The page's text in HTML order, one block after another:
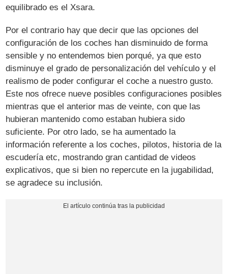
equilibrado es el Xsara.
Por el contrario hay que decir que las opciones del
configuración de los coches han disminuido de forma
sensible y no entendemos bien porqué, ya que esto
disminuye el grado de personalización del vehículo y el
realismo de poder configurar el coche a nuestro gusto.
Este nos ofrece nueve posibles configuraciones posibles
mientras que el anterior mas de veinte, con que las
hubieran mantenido como estaban hubiera sido
suficiente. Por otro lado, se ha aumentado la
información referente a los coches, pilotos, historia de la
escudería etc, mostrando gran cantidad de videos
explicativos, que si bien no repercute en la jugabilidad,
se agradece su inclusión.